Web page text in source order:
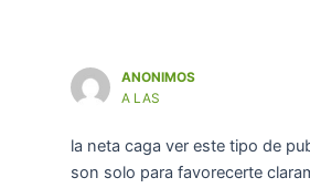
ANONIMOS
A LAS
la neta caga ver este tipo de
son solo para favorecerte